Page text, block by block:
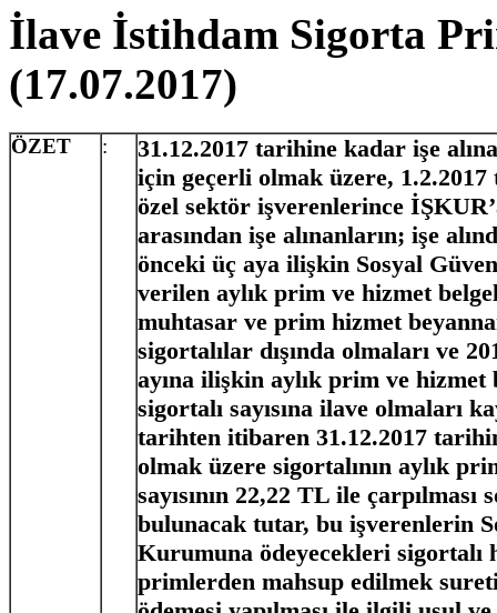
İlave İstihdam Sigorta
(17.07.2017)
ÖZET :
31.12.2017 tarihine kadar işe
için geçerli olmak üzere,
özel sektör işverenlerince
arasından işe alınanların; işe
önceki üç aya ilişkin Sosyal
verilen aylık prim ve hizmet
muhtasar ve prim hizmet
sigortalılar dışında olmaları ve
ayına ilişkin aylık prim ve hizmet
sigortalı sayısına ilave olmaları
tarihten itibaren 31.12.2017
olmak üzere sigortalının aylık
sayısının 22,22 TL ile çarpılması
bulunacak tutar, bu işverenlerin
Kurumuna ödeyecekleri sigortalı
primlerden mahsup edilmek